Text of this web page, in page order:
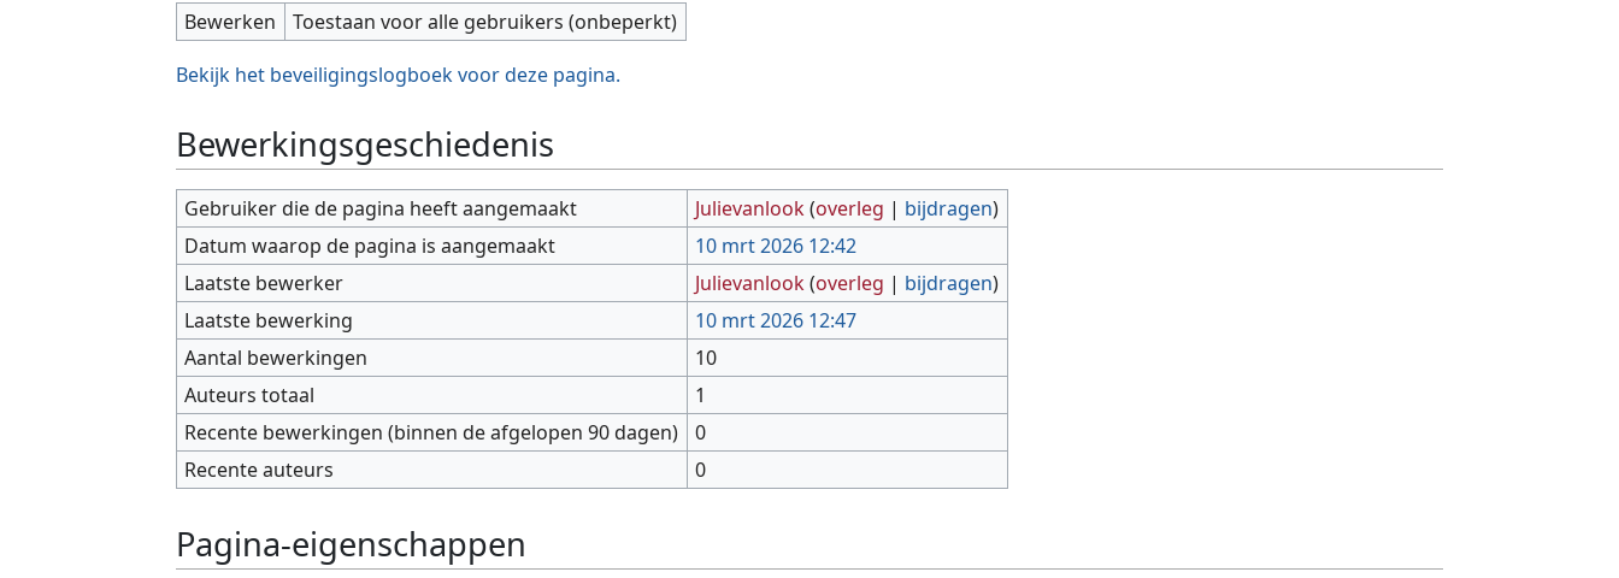
Bewerken
Toestaan voor alle gebruikers (onbeperkt)
Bekijk het beveiligingslogboek voor deze pagina.
Bewerkingsgeschiedenis
Gebruiker die de pagina heeft aangemaakt Julievanlook(overleg | bijdragen)
Datum waarop de pagina is aangemaakt
10 mrt 2026 12:42
Laatste bewerker
Julievanlook(overleg | bijdragen)
Laatste bewerking
10 mrt 2026 12:47
Aantal bewerkingen
10
Auteurs totaal
1
Recente bewerkingen (binnen de afgelopen 90 dagen)
0
Recente auteurs
0
Pagina-eigenschappen